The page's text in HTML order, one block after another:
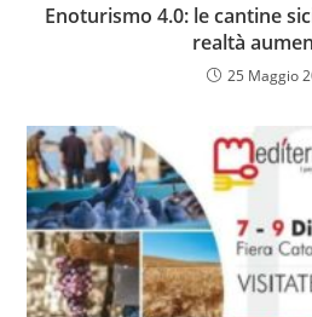
Enoturismo 4.0: le cantine
realtà
25 Maggio